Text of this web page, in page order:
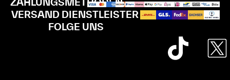
VERSAND DIENSTLEISTER
FOLGE UNS